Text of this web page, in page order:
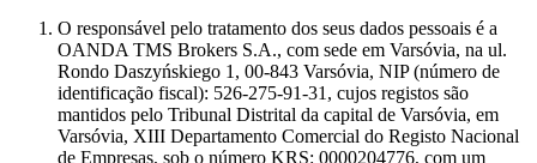
O responsável pelo tratamento dos seus dados pessoais é a
OANDA TMS Brokers S.A., com sede em Varsóvia, na ul.
Rondo Daszyńskiego 1, 00-843 Varsóvia, NIP (número de
identificação fiscal): 526-275-91-31, cujos registos são
mantidos pelo Tribunal Distrital da capital de Varsóvia, em
Varsóvia, XIII Departamento Comercial do Registo Nacional
de Empresas, sob o número KRS: 0000204776, com um